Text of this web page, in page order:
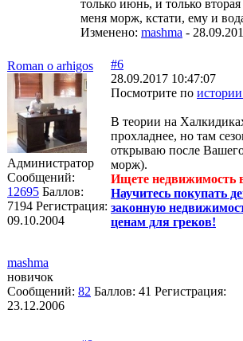
только июнь, и только
меня морж, кстати, ему и
Изменено: mashma -
Roman o arhigos
Администратор
Сообщений:
12695 Баллов:
7194 Регистрация:
09.10.2004
#6
28.09.2017 10:47:07
Посмотрите по
В теории на
прохладнее, но там
открываю после
морж).
Ищете недвижимость
Научитесь покупать
законную
ценам для греков!
mashma
новичок
Сообщений: 82 Баллов: 41 Регистрация:
23.12.2006